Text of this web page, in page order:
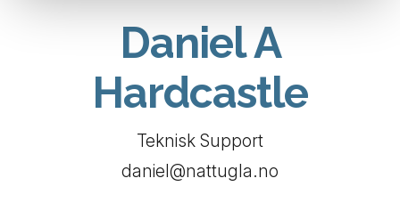
Daniel A
Hardcastle
Teknisk Support
daniel@nattugla.no